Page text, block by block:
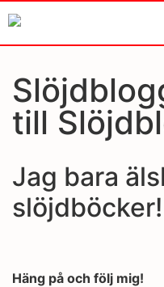
till
Jag bara
slöjdböcker!
Häng på och följ mig!